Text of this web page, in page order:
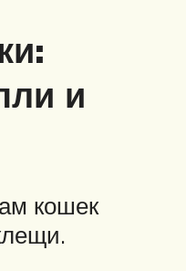
и
кошек